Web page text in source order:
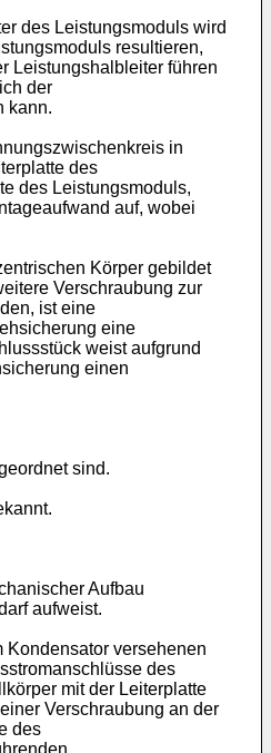
des Leistungsmoduls wird
resultieren,
Leistungshalbleiter führen
der
kann.
in
des
des Leistungsmoduls,
auf, wobei
Körper gebildet
Verschraubung zur
ist eine
eine
weist aufgrund
einen
sind.
Aufbau
aufweist.
versehenen
des
mit der Leiterplatte
Verschraubung an der
des